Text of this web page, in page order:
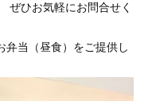
ぜひお気軽にお問合せく
当（昼食）をご提供し